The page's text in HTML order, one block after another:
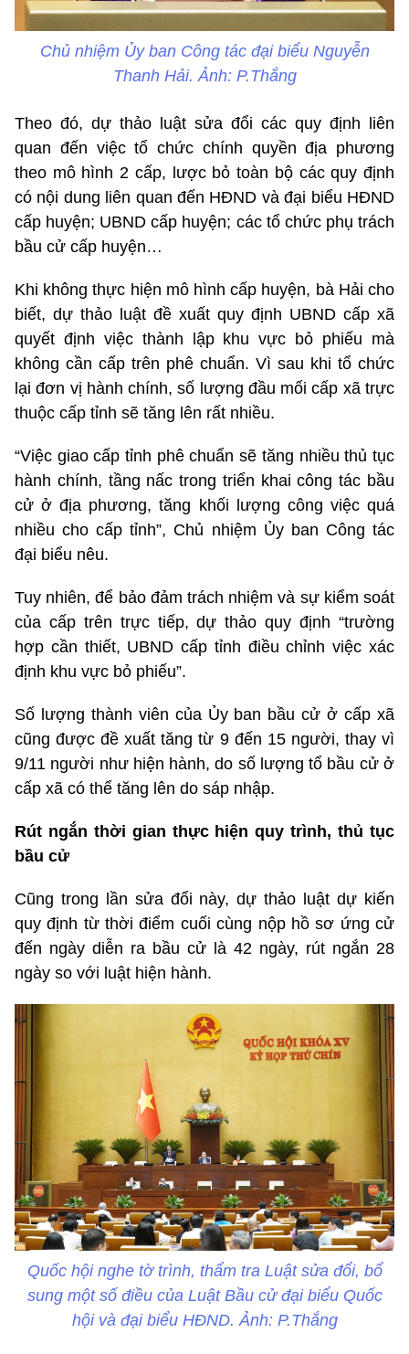
Chủ nhiệm Ủy ban Công tác đại biểu Nguyễn
Thanh Hải. Ảnh: P.Thắng
Theo đó, dự thảo luật sửa đổi các quy định liên
quan đến việc tổ chức chính quyền địa phương
theo mô hình 2 cấp, lược bỏ toàn bộ các quy định
có nội dung liên quan đến HĐND và đại biểu HĐND
cấp huyện; UBND cấp huyện; các tổ chức phụ trách
bầu cử cấp huyện…
Khi không thực hiện mô hình cấp huyện, bà Hải cho
biết, dự thảo luật đề xuất quy định UBND cấp xã
quyết định việc thành lập khu vực bỏ phiếu mà
không cần cấp trên phê chuẩn. Vì sau khi tổ chức
lại đơn vị hành chính, số lượng đầu mối cấp xã trực
thuộc cấp tỉnh sẽ tăng lên rất nhiều.
“Việc giao cấp tỉnh phê chuẩn sẽ tăng nhiều thủ tục
hành chính, tầng nấc trong triển khai công tác bầu
cử ở địa phương, tăng khối lượng công việc quá
nhiều cho cấp tỉnh”, Chủ nhiệm Ủy ban Công tác
đại biểu nêu.
Tuy nhiên, để bảo đảm trách nhiệm và sự kiểm soát
của cấp trên trực tiếp, dự thảo quy định “trường
hợp cần thiết, UBND cấp tỉnh điều chỉnh việc xác
định khu vực bỏ phiếu”.
Số lượng thành viên của Ủy ban bầu cử ở cấp xã
cũng được đề xuất tăng từ 9 đến 15 người, thay vì
9/11 người như hiện hành, do số lượng tổ bầu cử ở
cấp xã có thể tăng lên do sáp nhập.
Rút ngắn thời gian thực hiện quy trình, thủ tục
bầu cử
Cũng trong lần sửa đổi này, dự thảo luật dự kiến
quy định từ thời điểm cuối cùng nộp hồ sơ ứng cử
đến ngày diễn ra bầu cử là 42 ngày, rút ngắn 28
ngày so với luật hiện hành.
Quốc hội nghe tờ trình, thẩm tra Luật sửa đổi, bổ
sung một số điều của Luật Bầu cử đại biểu Quốc
hội và đại biểu HĐND. Ảnh: P.Thắng